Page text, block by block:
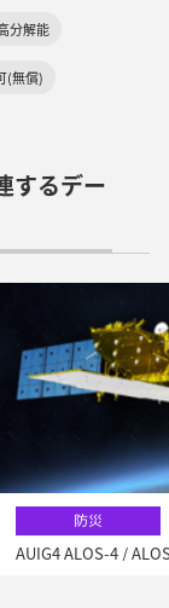
分解能
(無償)
するデー
防災